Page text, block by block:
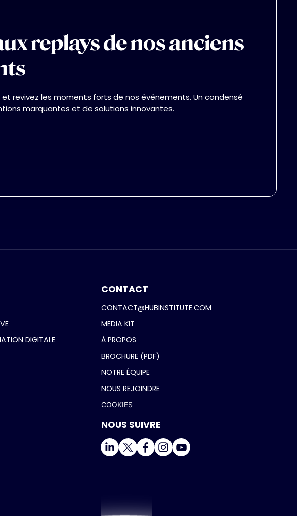
replays de nos anciens
et revivez les moments forts de nos événements. Un condensé
marquantes et de solutions innovantes.
DIGITALE
CONTACT
CONTACT@HUBINSTITUTE.COM
MEDIA KIT
À PROPOS
BROCHURE (PDF)
NOTRE ÉQUIPE
NOUS REJOINDRE
COOKIES
NOUS SUIVRE